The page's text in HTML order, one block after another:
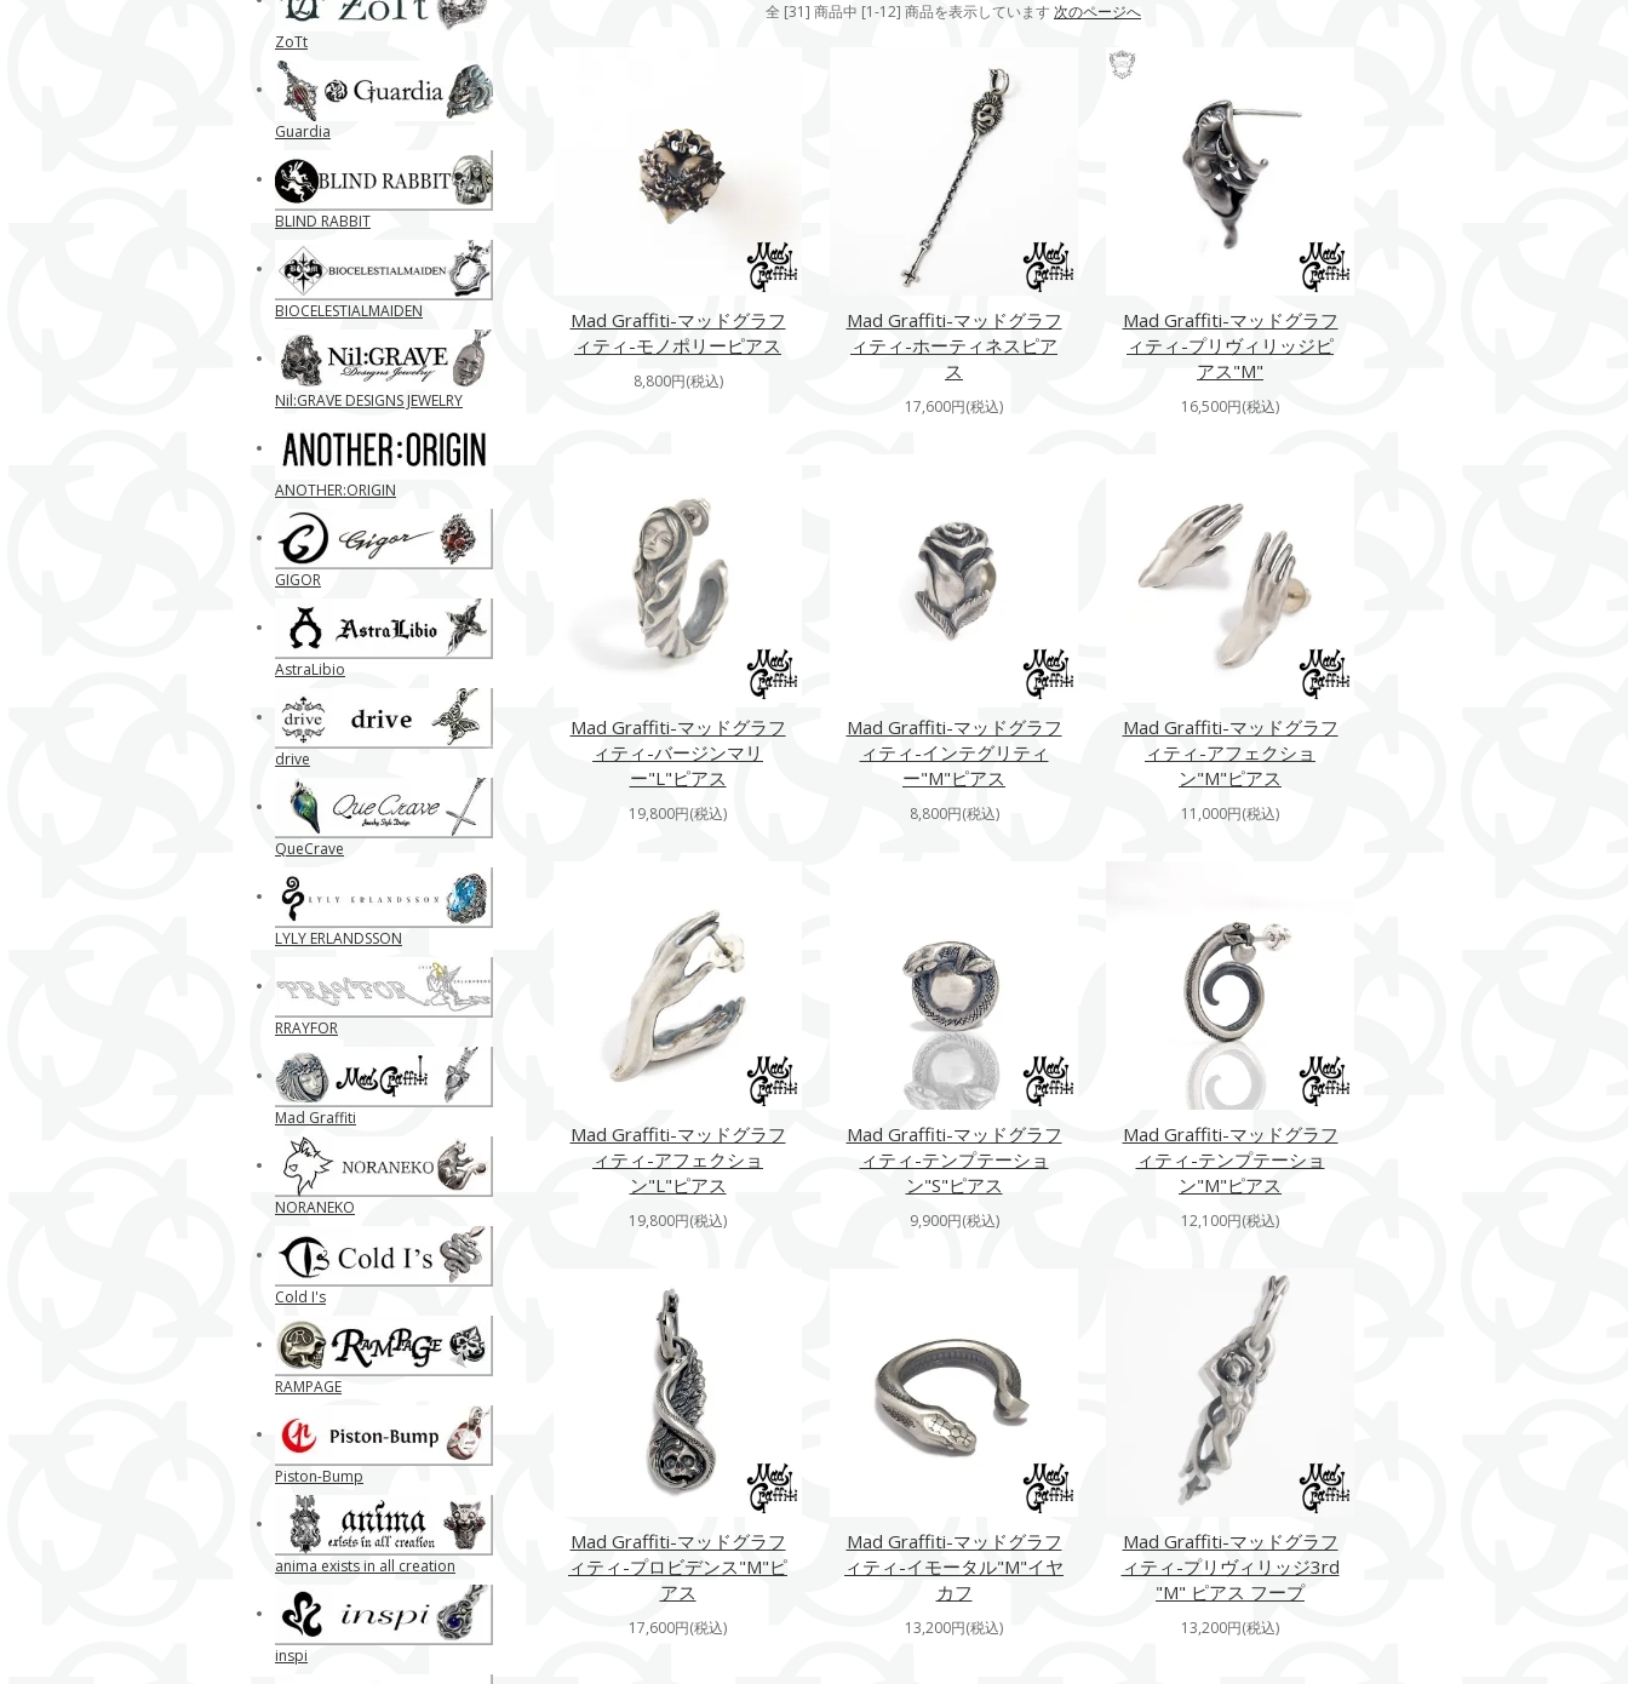
全 [31] 商品中 [1-12] 商品を表示しています 次のページへ
Mad Graffiti-マッドグラフ
ィティ-モノポリーピアス
8,800円(税込)
Mad Graffiti-マッドグラフ
ィティ-ホーティネスピア
ス
17,600円(税込)
Mad Graffiti-マッドグラフ
ィティ-プリヴィリッジピ
アス"M"
16,500円(税込)
Mad Graffiti-マッドグラフ
ィティ-バージンマリ
ー"L"ピアス
19,800円(税込)
Mad Graffiti-マッドグラフ
ィティ-インテグリティ
ー"M"ピアス
8,800円(税込)
Mad Graffiti-マッドグラフ
ィティ-アフェクショ
ン"M"ピアス
11,000円(税込)
Mad Graffiti-マッドグラフ
ィティ-アフェクショ
ン"L"ピアス
19,800円(税込)
Mad Graffiti-マッドグラフ
ィティ-テンプテーショ
ン"S"ピアス
9,900円(税込)
Mad Graffiti-マッドグラフ
ィティ-テンプテーショ
ン"M"ピアス
12,100円(税込)
Mad Graffiti-マッドグラフ
ィティ-プロビデンス"M"ピ
アス
17,600円(税込)
Mad Graffiti-マッドグラフ
ィティ-イモータル"M"イヤ
カフ
13,200円(税込)
Mad Graffiti-マッドグラフ
ィティ-プリヴィリッジ3rd
"M" ピアス フープ
13,200円(税込)
ZoTt
Guardia
BLIND RABBIT
BIOCELESTIALMAIDEN
Nil:GRAVE DESIGNS JEWELRY
ANOTHER:ORIGIN
GIGOR
AstraLibio
drive
QueCrave
LYLY ERLANDSSON
RRAYFOR
Mad Graffiti
NORANEKO
Cold I's
RAMPAGE
Piston-Bump
anima exists in all creation
inspi